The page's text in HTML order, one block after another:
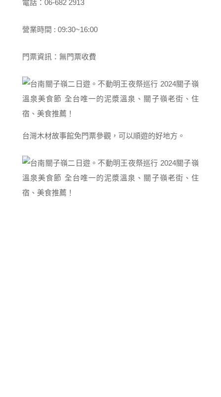
電話：06-682 2913
營業時間 : 09:30~16:00
門票資訊：無門票收費
台灣木材故事館免門票參觀，可以順遊的好地方。